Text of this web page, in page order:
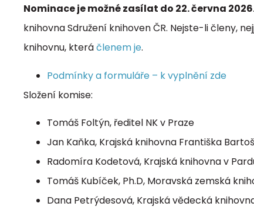
Nominace je možné zasílat do 22. června 2026
knihovna Sdružení knihoven ČR. Nejste-li členy,
knihovnu, kteráčlenem je.
Podmínky a formuláře – k vyplnění zde
Složení komise:
Tomáš Foltýn, ředitel NK v Praze
Jan Kaňka, Krajská knihovna Františka
Radomíra Kodetová, Krajská knihovna v
Tomáš Kubíček, Ph.D, Moravská zemská
Dana Petrýdesová, Krajská vědecká